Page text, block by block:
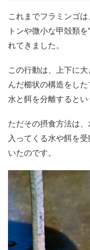
これまでフラミンゴ
トンや微小な甲殻類を
れてきました。
この行動は、上下に
んだ櫛状の構造をし
水と餌を分離するとい
ただその摂食方法は
入ってくる水や餌を
いたのです。